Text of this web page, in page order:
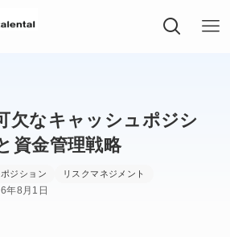
欠なキャッシュポジシ
資金管理戦略
ジション リスクマネジメント
年8月1日